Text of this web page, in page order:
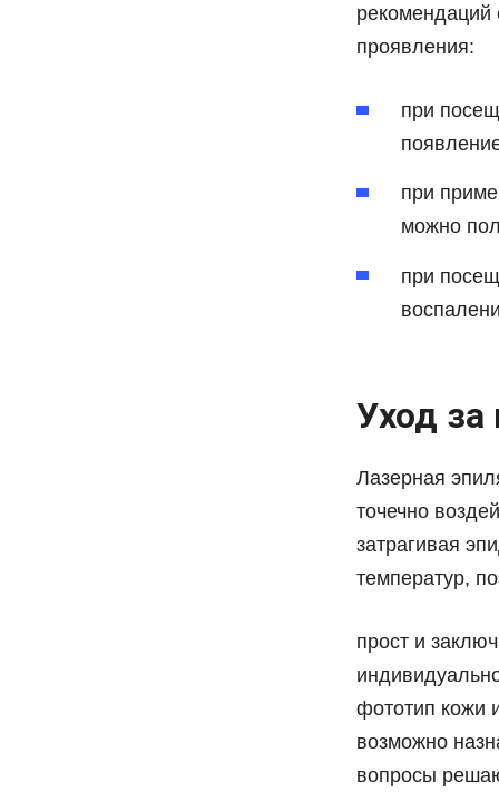
проявления:
при
при
можно
при
Уход
Лазерная
точечно
затрагивая
температур,
прост и
фототип кожи
возможно
вопросы